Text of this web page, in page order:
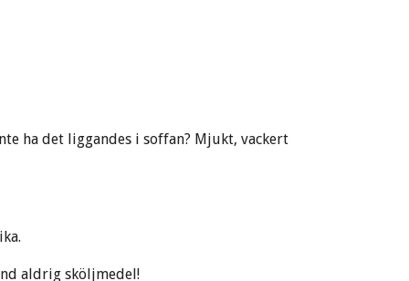
ha det liggandes i soffan? Mjukt, vackert
aldrig sköljmedel!